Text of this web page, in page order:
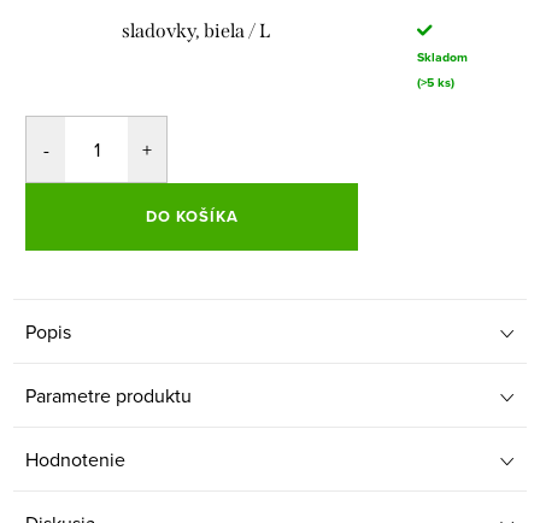
sladovky, biela / L
Skladom
(>5 ks)
DO KOŠÍKA
Popis
Parametre produktu
Hodnotenie